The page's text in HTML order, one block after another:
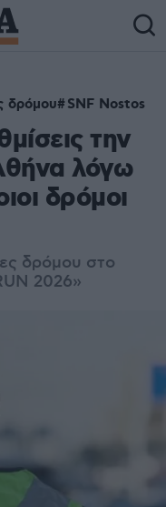
δρόμου SNF Nostos
την
λόγω
δρόμοι
δρόμου στο
2026»